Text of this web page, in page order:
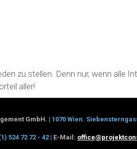
zu stellen. Denn nur, wenn alle
aller!
GmbH. | 1070 Wien.
524 72 72 - 42 | E-Mail: